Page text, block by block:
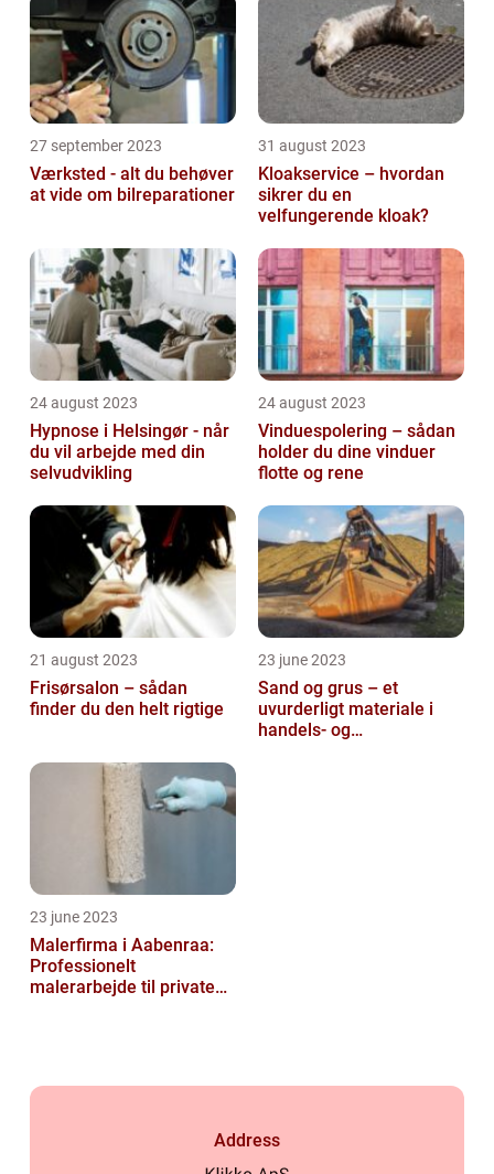
27 september 2023
Værksted - alt du behøver
at vide om bilreparationer
31 august 2023
Kloakservice – hvordan
sikrer du en
velfungerende kloak?
24 august 2023
Hypnose i Helsingør - når
du vil arbejde med din
selvudvikling
24 august 2023
Vinduespolering – sådan
holder du dine vinduer
flotte og rene
21 august 2023
Frisørsalon – sådan
finder du den helt rigtige
23 june 2023
Sand og grus – et
uvurderligt materiale i
handels- og
23 june 2023
Malerfirma i Aabenraa:
Professionelt
malerarbejde til private
Address